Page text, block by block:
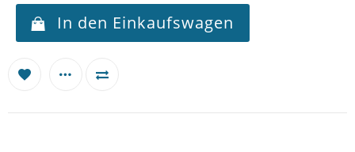
In den Einkaufswagen